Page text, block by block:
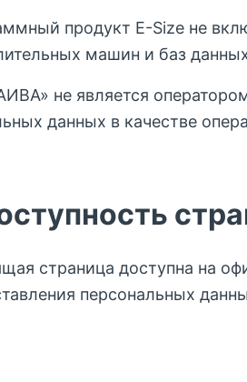
продукт E-Size не
машин и баз
не является
данных в качестве
страница доступна на
персональных